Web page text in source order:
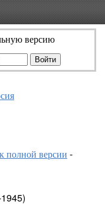
версию
к полной версии -